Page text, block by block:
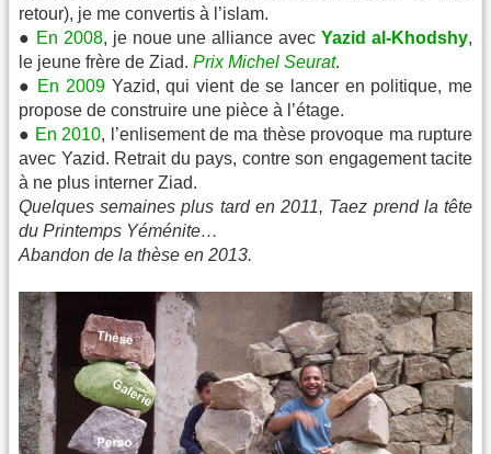
retour), je me convertis à l’islam.
● En 2008, je noue une alliance avecYazid al-Khodshy,
le jeune frère de Ziad. Prix Michel Seurat.
● En 2009 Yazid, qui vient de se lancer en politique, me
propose de construire une pièce à l’étage.
● En 2010, l’enlisement de ma thèse provoque ma rupture
avec Yazid. Retrait du pays, contre son engagement tacite
à ne plus interner Ziad.
Quelques semaines plus tard en 2011, Taez prend la tête
du Printemps Yéménite…
Abandon de la thèse en 2013.